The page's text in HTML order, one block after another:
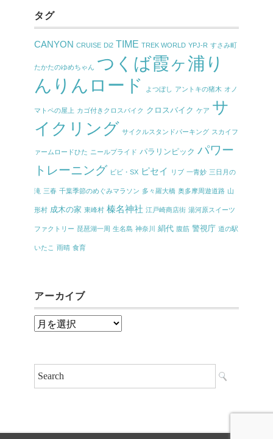
タグ
CANYON CRUISE Di2 TIME TREK WORLD YPJ-R すさみ町
たかたのゆめちゃん つくば霞ヶ浦り
んりんロード
よつぼし アントキの猪木 オノ
マトペの屋上 カゴ付きクロスバイク クロスバイク ケア サ
イクリング サイクルスタンドパーキング スカイフ
ァームロードひた ニールプライド パラリンピック パワー
トレーニング ビビ・SX ピセイ リブ 一青妙 三日月の
滝 三春 千葉季節のめぐみマラソン 多々羅大橋 奥多摩周遊道路 山
形村 成木の家 東峰村 榛名神社 江戸崎商店街 湯河原スイーツ
ファクトリー 琵琶湖一周 生名島 神奈川 絹代 腹筋 警視庁 道の駅
いたこ 雨晴 食育
アーカイブ
ア
イ